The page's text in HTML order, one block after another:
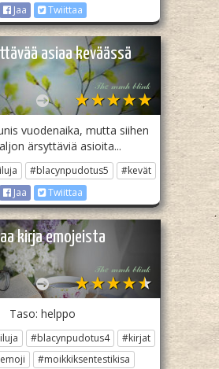
Jaa
Twiittaa
asiaa keväässä
𝒯𝒽𝑒 𝓂𝓂𝒽 𝒷𝓁𝒾𝓃𝓀
vuodenaika, mutta siihen
ärsyttäviä asioita...
#blacynpudotus5
#kevät
Jaa
Twiittaa
kirja emojeista
𝒯𝒽𝑒 𝓂𝓂𝒽 𝒷𝓁𝒾𝓃𝓀
Taso: helppo
#blacynpudotus4
#kirjat
#moikkiksentestikisa